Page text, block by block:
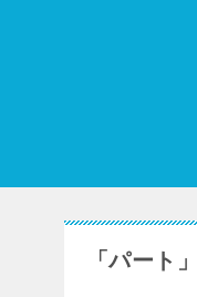
「パート